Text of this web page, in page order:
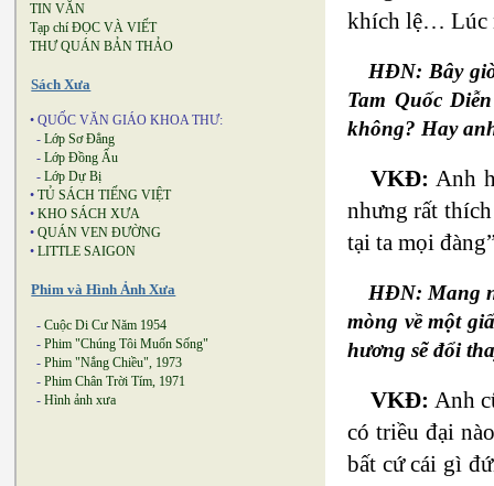
TIN VĂN
Tạp chí ĐỌC VÀ VIẾT
THƯ QUÁN BẢN THẢO
Sách Xưa
• QUỐC VĂN GIÁO KHOA THƯ:
- Lớp Sơ Đẳng
- Lớp Đồng Ấu
- Lớp Dự Bị
• TỦ SÁCH TIẾNG VIỆT
• KHO SÁCH XƯA
• QUÁN VEN ĐƯỜNG
• LITTLE SAIGON
Phim và Hình Ảnh Xưa
- Cuộc Di Cư Năm 1954
- Phim "Chúng Tôi Muốn Sống"
- Phim "Nắng Chiều", 1973
- Phim Chân Trời Tím, 1971
- Hình ảnh xưa
khích lệ… Lúc
HĐN: Bây
Tam Quốc
không? Hay
VKĐ: Anh
nhưng rất
tại ta mọi
HĐN: Mang
mòng về một
hương sẽ đổi
VKĐ: Anh
có triều đại
bất cứ cái gì